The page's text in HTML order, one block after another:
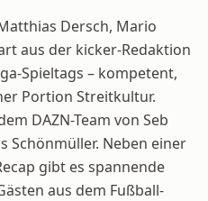
Dersch, Mario
aus der kicker-Redaktion
Spieltags – kompetent,
Portion Streitkultur.
DAZN-Team von Seb
Schönmüller. Neben einer
gibt es spannende
aus dem Fußball-